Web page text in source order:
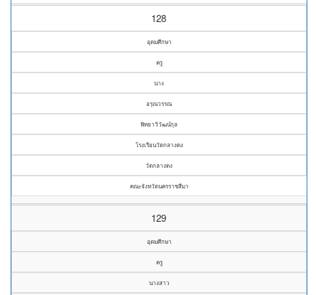
128
อุดมศึกษา
ครู
นาง
อรุณวรรณ
พิทยาวิวัฒน์กุล
โรงเรียนวัดกลางดง
วัดกลางดง
คณะจังหวัดนครราชสีมา
129
อุดมศึกษา
ครู
นางสาว